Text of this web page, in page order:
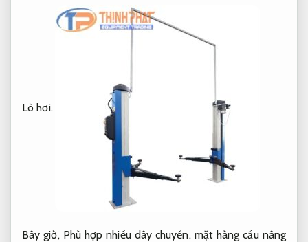
Lò hơi.
Bây giờ, Phù hợp nhiều dây chuyền. mặt hàng cầu nâng